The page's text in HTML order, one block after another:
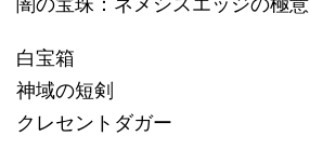
白宝箱
神域の短剣
クレセントダガー